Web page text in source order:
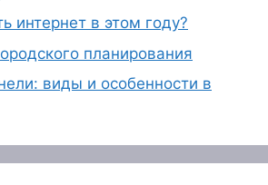
интернет в этом году?
планирования
виды и особенности в